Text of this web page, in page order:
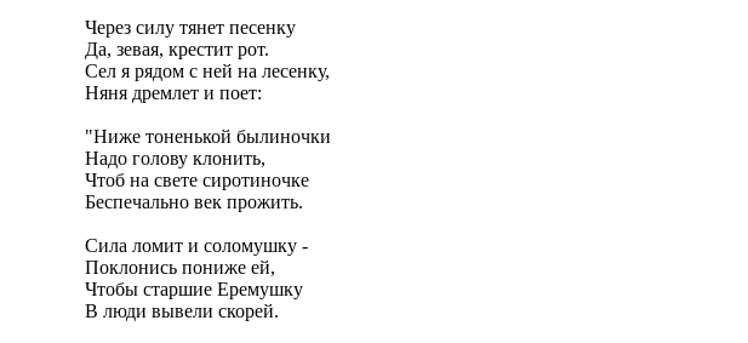
Через силу тянет песенку
Да, зевая, крестит рот.
Сел я рядом с ней на лесенку,
Няня дремлет и поет:
"Ниже тоненькой былиночки
Надо голову клонить,
Чтоб на свете сиротиночке
Беспечально век прожить.
Сила ломит и соломушку -
Поклонись пониже ей,
Чтобы старшие Еремушку
В люди вывели скорей.